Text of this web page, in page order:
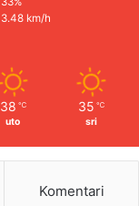
3.48 km/h
38 ℃
uto
35 ℃
sri
Komentari